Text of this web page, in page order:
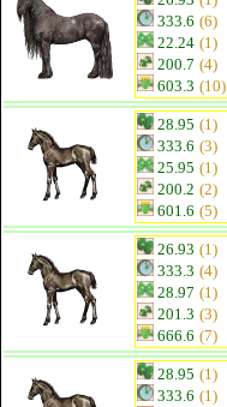
333.6 (6)
22.24 (1)
200.7 (4)
603.3 (10)
28.95 (1)
333.6 (3)
25.95 (1)
200.2 (2)
601.6 (5)
26.93 (1)
333.3 (4)
28.97 (1)
201.3 (3)
666.6 (7)
28.95 (1)
333.6 (1)